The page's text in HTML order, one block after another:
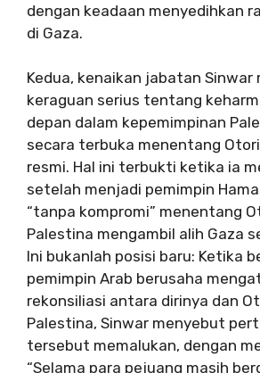
dengan keadaan menyedihkan
di Gaza.
Kedua, kenaikan jabatan Sinwar
keraguan serius tentang
depan dalam kepemimpinan
secara terbuka menentang
resmi. Hal ini terbukti ketika ia
setelah menjadi pemimpin
“tanpa kompromi” menentang
Palestina mengambil alih Gaza
Ini bukanlah posisi baru: Ketika
pemimpin Arab berusaha
rekonsiliasi antara dirinya dan
Palestina, Sinwar menyebut
tersebut memalukan, dengan
“Selama para pejuang masih